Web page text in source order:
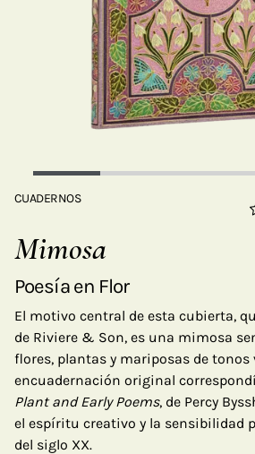
CUADERNOS
Mimosa
Poesía en Flor
El motivo central de esta cubierta,
de Riviere & Son, es una mimosa
flores, plantas y mariposas de tonos
encuadernación original
Plant and Early Poems, de Percy
el espíritu creativo y la sensibilidad
del siglo XX.